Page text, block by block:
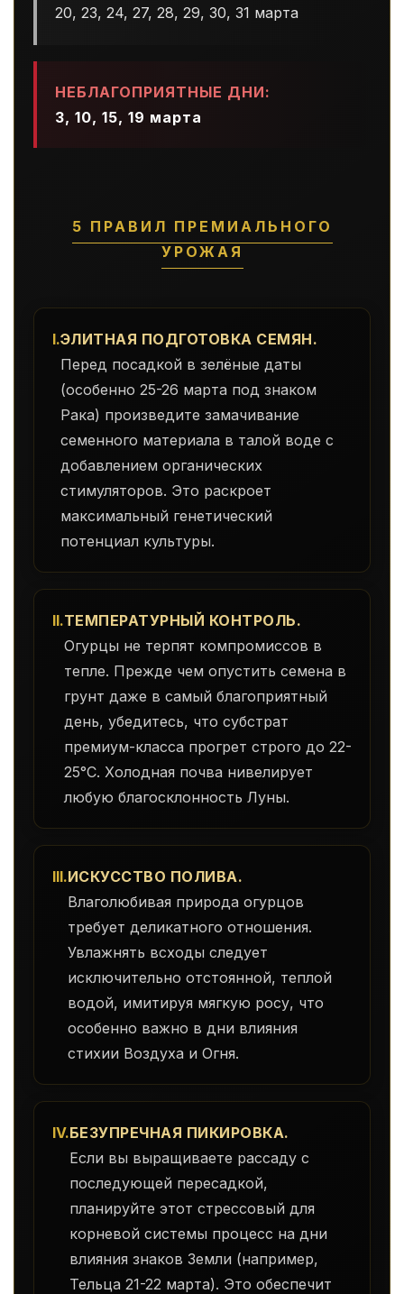
20, 23, 24, 27, 28, 29, 30, 31 марта
НЕБЛАГОПРИЯТНЫЕ ДНИ:
3, 10, 15, 19 марта
5 ПРАВИЛ ПРЕМИАЛЬНОГО
УРОЖАЯ
I.ЭЛИТНАЯ ПОДГОТОВКА СЕМЯН.
Перед посадкой в зелёные даты
(особенно 25-26 марта под знаком
Рака) произведите замачивание
семенного материала в талой воде с
добавлением органических
стимуляторов. Это раскроет
максимальный генетический
потенциал культуры.
II.ТЕМПЕРАТУРНЫЙ КОНТРОЛЬ.
Огурцы не терпят компромиссов в
тепле. Прежде чем опустить семена в
грунт даже в самый благоприятный
день, убедитесь, что субстрат
премиум-класса прогрет строго до 22-
25°C. Холодная почва нивелирует
любую благосклонность Луны.
III.ИСКУССТВО ПОЛИВА.
Влаголюбивая природа огурцов
требует деликатного отношения.
Увлажнять всходы следует
исключительно отстоянной, теплой
водой, имитируя мягкую росу, что
особенно важно в дни влияния
стихии Воздуха и Огня.
IV.БЕЗУПРЕЧНАЯ ПИКИРОВКА.
Если вы выращиваете рассаду с
последующей пересадкой,
планируйте этот стрессовый для
корневой системы процесс на дни
влияния знаков Земли (например,
Тельца 21-22 марта). Это обеспечит